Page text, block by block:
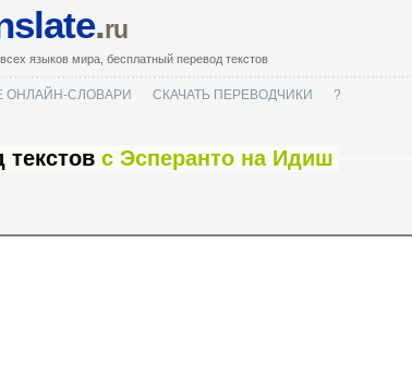
.ru
языков мира, бесплатный перевод текстов
ОНЛАЙН-СЛОВАРИ СКАЧАТЬ ПЕРЕВОДЧИКИ ?
с Эсперанто на Идиш